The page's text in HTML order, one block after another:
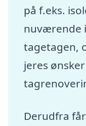
på f.eks.
nuværende
tagetagen,
jeres
Derudfra